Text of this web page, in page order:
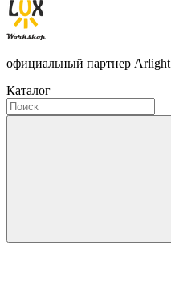
официальный партнер Arlight
Каталог